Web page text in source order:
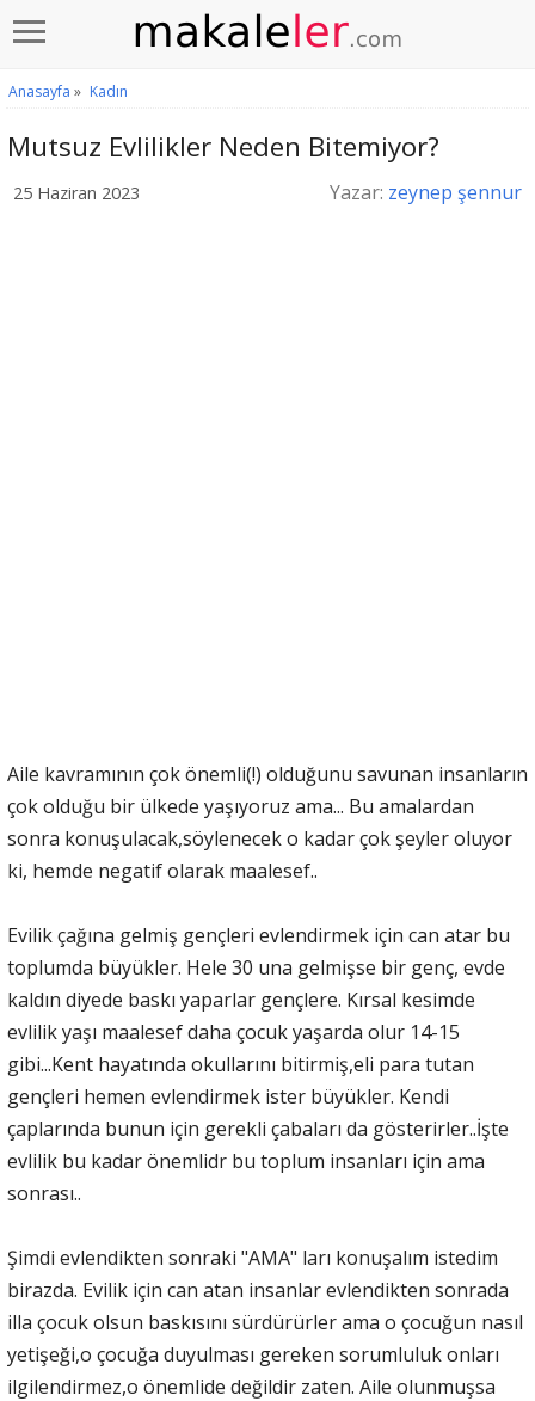
Anasayfa » Kadın
Mutsuz Evlilikler Neden Bitemiyor?
25 Haziran 2023 Yazar: zeynep şennur
Aile kavramının çok önemli(!) olduğunu savunan insanların
çok olduğu bir ülkede yaşıyoruz ama... Bu amalardan
sonra konuşulacak,söylenecek o kadar çok şeyler oluyor
ki, hemde negatif olarak maalesef..
Evilik çağına gelmiş gençleri evlendirmek için can atar bu
toplumda büyükler. Hele 30 una gelmişse bir genç, evde
kaldın diyede baskı yaparlar gençlere. Kırsal kesimde
evlilik yaşı maalesef daha çocuk yaşarda olur 14-15
gibi...Kent hayatında okullarını bitirmiş,eli para tutan
gençleri hemen evlendirmek ister büyükler. Kendi
çaplarında bunun için gerekli çabaları da gösterirler..İşte
evlilik bu kadar önemlidr bu toplum insanları için ama
sonrası..
Şimdi evlendikten sonraki "AMA" ları konuşalım istedim
birazda. Evilik için can atan insanlar evlendikten sonrada
illa çocuk olsun baskısını sürdürürler ama o çocuğun nasıl
yetişeği,o çocuğa duyulması gereken sorumluluk onları
ilgilendirmez,o önemlide değildir zaten. Aile olunmuşsa